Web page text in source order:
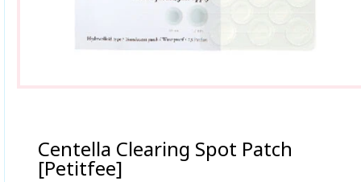
Centella Clearing Spot Patch
[Petitfee]